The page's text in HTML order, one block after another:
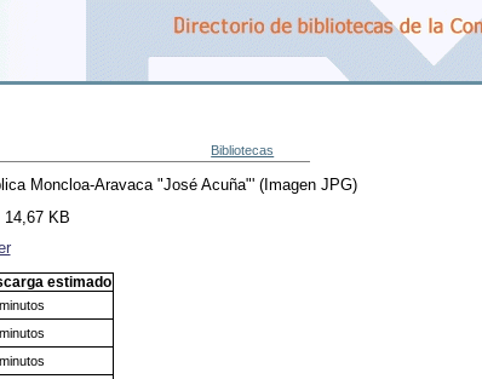
Bibliotecas
Moncloa-Aravaca "José Acuña"'(Imagen JPG)
14,67 KB
estimado